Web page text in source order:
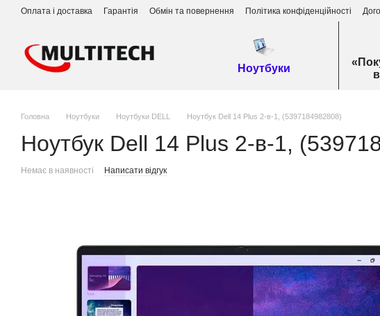
Перейти до основного контенту
Оплата і доставка Гарантія Обмін та повернення Політика конфіденційності
Ноутбуки
Головна Ноутбуки Ноутбуки DELL Ноутбук Dell 14 Plus 2-в-1, (5397184982808)
Ноутбук Dell 14 Plus 2-в-1,
Немає в наявності Написати відгук